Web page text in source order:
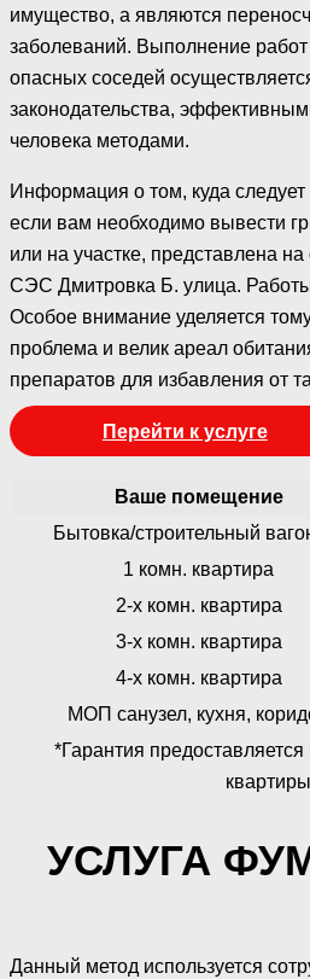
имущество, а являются
заболеваний. Выполнение
опасных соседей
законодательства,
человека методами.
Информация о том, куда следует
если вам необходимо вывести
или на участке, представлена
СЭС Дмитровка Б. улица.
Особое внимание уделяется
проблема и велик ареал
препаратов для избавления от
Перейти к услуге
Ваше помещение
Бытовка/строительный
1 комн. квартира
2-х комн. квартира
3-х комн. квартира
4-х комн. квартира
МОП санузел, кухня,
*Гарантия
УСЛУГА
Данный метод используется